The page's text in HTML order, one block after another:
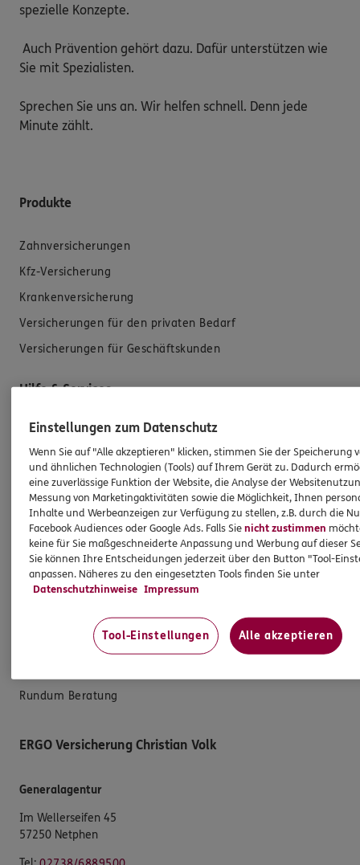
spezielle Konzepte.
Sie mit Spezialisten.
Sprechen Sie uns an. Wir helfen schnell. Denn jede
Minute zählt.
Produkte
Zahnversicherungen
Kfz-Versicherung
Krankenversicherung
Versicherungen für den privaten Bedarf
Versicherungen für Geschäftskunden
Hilfe & Services
E-Mail schreiben
Schaden melden
Erstkontaktinformationen
EU-Offenlegungsvereinbarung
Datenverarbeitung
Das könnte Sie auch interessieren
Unsere Agentur
Rundum Beratung
ERGO Versicherung Christian Volk
Generalagentur
Im Wellerseifen 45
57250 Netphen
Einstellungen zum Datenschutz
Wenn Sie auf "Alle akzeptieren" klicken, stimmen Sie der Speicherung
und ähnlichen Technologien (Tools) auf Ihrem Gerät zu. Dadurch
eine zuverlässige Funktion der Website, die Analyse der
Messung von Marketingaktivitäten sowie die Möglichkeit, Ihnen
Inhalte und Werbeanzeigen zur Verfügung zu stellen, z.B. durch die
Facebook Audiences oder Google Ads. Falls Sienicht zustimmen
keine für Sie maßgeschneiderte Anpassung und Werbung auf dieser
Sie können Ihre Entscheidungen jederzeit über den Button "Tool-
anpassen. Näheres zu den eingesetzten Tools finden Sie unter
Datenschutzhinweise Impressum
Tool-Einstellungen Alle akzeptieren